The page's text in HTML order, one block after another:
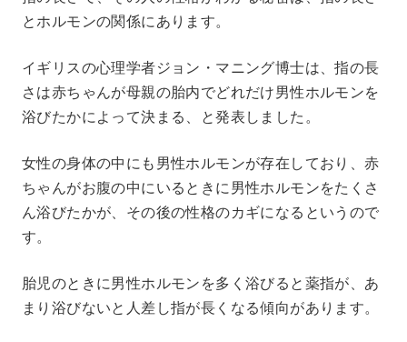
とホルモンの関係にあります。
イギリスの心理学者ジョン・マニング博士は、指の長
さは赤ちゃんが母親の胎内でどれだけ男性ホルモンを
浴びたかによって決まる、と発表しました。
女性の身体の中にも男性ホルモンが存在しており、赤
ちゃんがお腹の中にいるときに男性ホルモンをたくさ
ん浴びたかが、その後の性格のカギになるというので
す。
胎児のときに男性ホルモンを多く浴びると薬指が、あ
まり浴びないと人差し指が長くなる傾向があります。